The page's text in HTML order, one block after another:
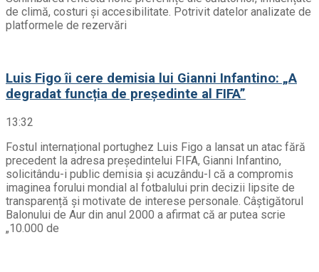
de climă, costuri și accesibilitate. Potrivit datelor analizate de
platformele de rezervări
Luis Figo îi cere demisia lui Gianni Infantino: „A
degradat funcția de președinte al FIFA”
13:32
Fostul internațional portughez Luis Figo a lansat un atac fără
precedent la adresa președintelui FIFA, Gianni Infantino,
solicitându-i public demisia și acuzându-l că a compromis
imaginea forului mondial al fotbalului prin decizii lipsite de
transparență și motivate de interese personale. Câștigătorul
Balonului de Aur din anul 2000 a afirmat că ar putea scrie
„10.000 de